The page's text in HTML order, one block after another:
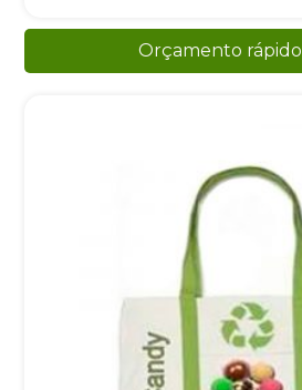
Orçamento rápido